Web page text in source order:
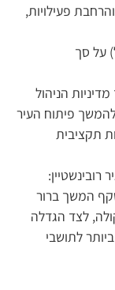
והרחבת פעילויות,
על סך
הניהול
פיתוח העיר
תקציבית
משקף המשך ברור
לצד הגדלה
לתושבי